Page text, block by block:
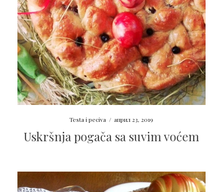
Testa i peciva / април 23, 2019
Uskršnja pogača sa suvim voćem